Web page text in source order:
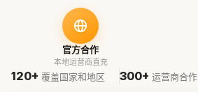
官方合作
本地运营商直充
120+ 覆盖国家和地区 300+ 运营商合作